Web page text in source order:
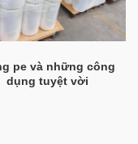
pe và những công
dụng tuyệt vời